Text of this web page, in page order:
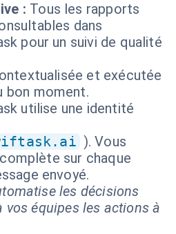
: Tous les rapports
dans
pour un suivi de qualité
et exécutée
bon moment.
utilise une identité
). Vous
sur chaque
envoyé.
les décisions
vos équipes les actions à